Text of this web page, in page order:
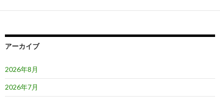
ー
ョ
アーカイブ
2026年8月
2026年7月